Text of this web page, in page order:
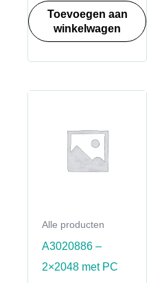
Toevoegen aan
winkelwagen
Alle producten
A3020886 –
2×2048 met PC